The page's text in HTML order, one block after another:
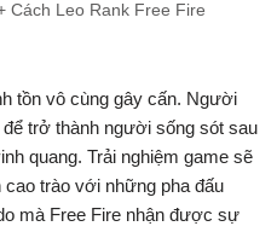
Cách Leo Rank Free Fire
tồn vô cùng gây cấn. Người
trở thành người sống sót sau
quang. Trải nghiệm game sẽ
trào với những pha đấu
mà Free Fire nhận được sự